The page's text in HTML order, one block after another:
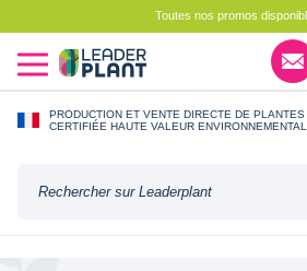
Toutes nos promos
PRODUCTION ET VENTE DIRECTE DE
CERTIFIÉE HAUTE VALEUR